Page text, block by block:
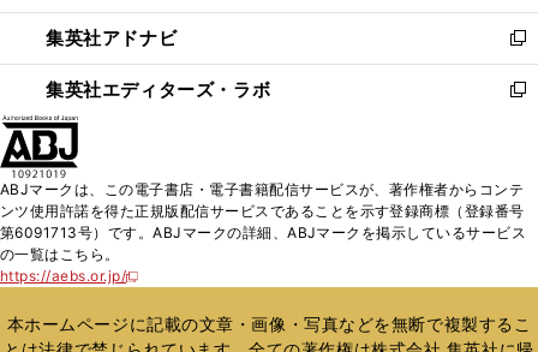
開
く
ウ
で
開
く
ン
ド
ウ
で
ウ
ィ
ン
ド
く
集英社アドナビ
新
し
い
ド
ウ
で
集英社エディターズ・ラボ
新
ィ
ン
ド
開
く
ABJマークは、この電子書店・電子書籍配信サービスが、著作権者からコンテ
ンツ使用許諾を得た正規版配信サービスであることを示す登録商標（登録番号
第6091713号）です。ABJマークの詳細、ABJマークを掲示しているサービス
の一覧はこちら。
https://aebs.or.jp/
新
い
ウ
本ホームページに記載の文章・画像・写真などを無断で複製するこ